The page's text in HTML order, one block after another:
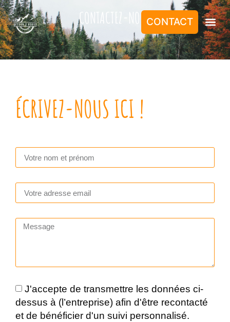
CONTACT
CONTACTEZ-NOUS
ÉCRIVEZ-NOUS ICI !
J'accepte de transmettre les données ci-
dessus à (l’entreprise) afin d'être recontacté
et de bénéficier d'un suivi personnalisé.